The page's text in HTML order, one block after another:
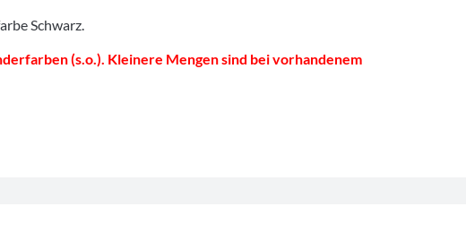
Schwarz.
(s.o.). Kleinere Mengen sind bei vorhandenem